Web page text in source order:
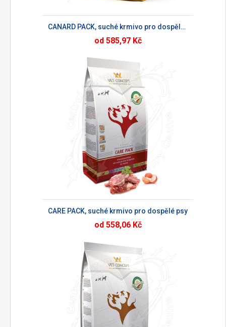
CANARD PACK, suché krmivo pro dospělé psy
od 585,97 Kč
CARE PACK, suché krmivo pro dospělé psy
od 558,06 Kč